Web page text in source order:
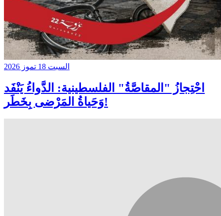
السبت 18 تموز 2026
احْتِجازُ "المقاصَّةُ" الفلسطينية: الدَّواءُ يَنْفَد
وَحَياةُ المَرْضى بِخَطَر!